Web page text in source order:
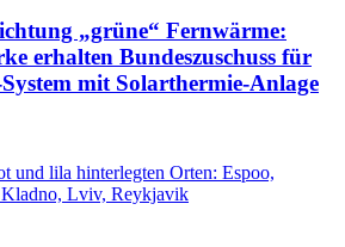
„grüne“ Fernwärme:
erhalten Bundeszuschuss für
mit Solarthermie-Anlage